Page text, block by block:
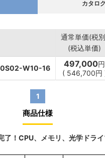
カタロ
通常単価(税
(税込単価)
W10-16 497,000円
( 546,700円
1
商品仕様
了！CPU、メモリ、光学ドラ